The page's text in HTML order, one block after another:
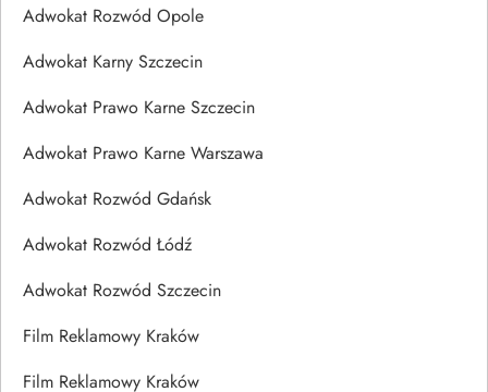
Adwokat Rozwód Opole
Adwokat Karny Szczecin
Adwokat Prawo Karne Szczecin
Adwokat Prawo Karne Warszawa
Adwokat Rozwód Gdańsk
Adwokat Rozwód Łódź
Adwokat Rozwód Szczecin
Film Reklamowy Kraków
Film Reklamowy Kraków